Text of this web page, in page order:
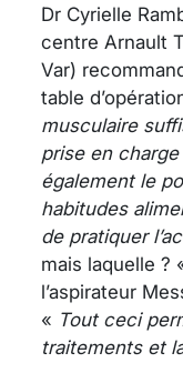
Dr Cyrielle
centre Arnault
Var)
table
musculaire
prise en
également le
habitudes
de pratiquer
mais laquelle ?
l’aspirateur
« Tout ceci
traitements et